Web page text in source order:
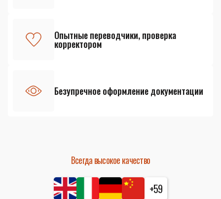
Опытные переводчики, проверка
корректором
Безупречное оформление документации
Всегда высокое качество
+59